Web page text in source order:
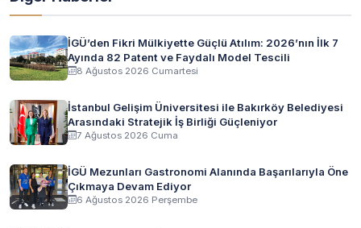
İGÜ’den Fikri Mülkiyette Güçlü Atılım: 2026’nın İlk 7
Ayında 82 Patent ve Faydalı Model Tescili
8 Ağustos 2026 Cumartesi
İstanbul Gelişim Üniversitesi ile Bakırköy Belediyesi
Arasındaki Stratejik İş Birliği Güçleniyor
7 Ağustos 2026 Cuma
İGÜ Mezunları Gastronomi Alanında Başarılarıyla Öne
Çıkmaya Devam Ediyor
6 Ağustos 2026 Perşembe